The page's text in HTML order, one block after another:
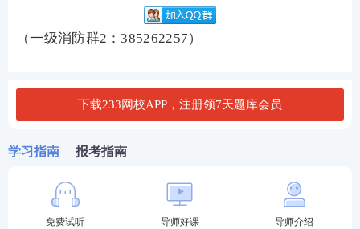
（一级消防群2：385262257）
下载233网校APP，注册领7天题库会员
学习指南 报考指南
免费试听 导师好课 导师介绍